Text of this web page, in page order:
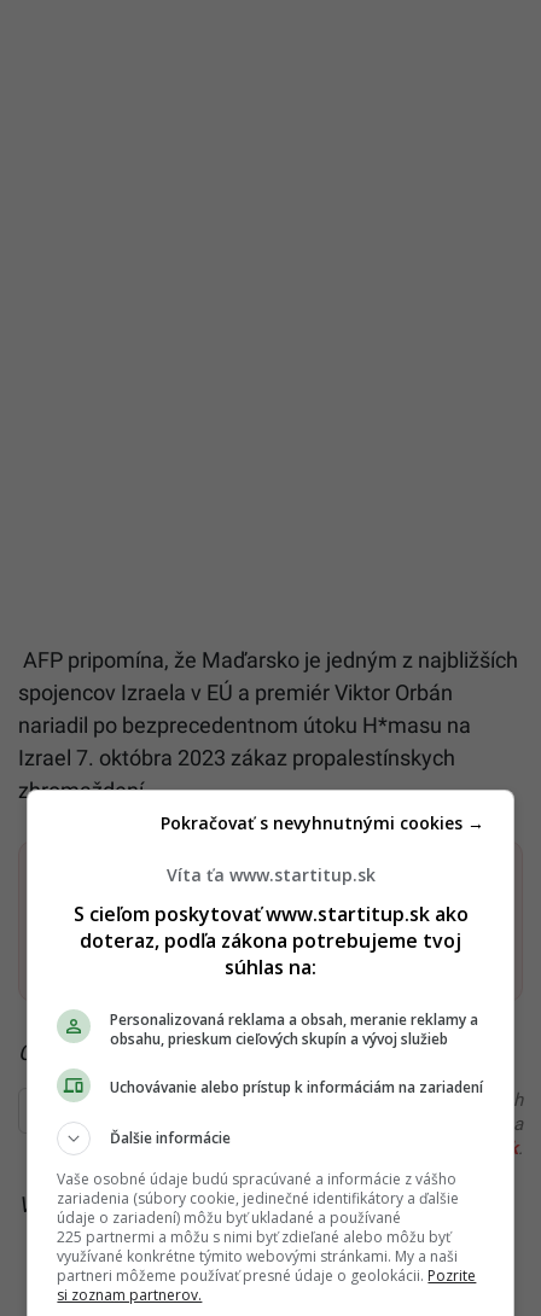
AFP pripomína, že Maďarsko je jedným z najbližších
spojencov Izraela v EÚ a premiér Viktor Orbán
nariadil po bezprecedentnom útoku H*masu na
Izrael 7. októbra 2023 zákaz propalestínskych
zhromaždení.
Dostaň Startitup do svojich Google odporúčaní
Pridať ako preferovaný zdroj
Startitup, odkaz sa otvorí v
Čítaj viac z kategórie:Zahraničie
Ďakujeme, že čítaš Startitup. V prípade, že máš postreh
alebo si našiel v článku chybu, napíš nám na
redakcia@startitup.sk.
Viac k téme:antisemitizmus,skupina,sziget
Víta ťa www.startitup.sk
S cieľom poskytovať www.startitup.sk ako
doteraz, podľa zákona potrebujeme tvoj
súhlas na:
Personalizovaná reklama a obsah, meranie reklamy a
obsahu, prieskum cieľových skupín a vývoj služieb
Uchovávanie alebo prístup k informáciám na zariadení
Ďalšie informácie
Vaše osobné údaje budú spracúvané a informácie z vášho
zariadenia (súbory cookie, jedinečné identifikátory a ďalšie
údaje o zariadení) môžu byť ukladané a používané
225 partnermi a môžu s nimi byť zdieľané alebo môžu byť
využívané konkrétne týmito webovými stránkami. My a naši
partneri môžeme používať presné údaje o geolokácii. Pozrite
si zoznam partnerov.
Pokračovať s nevyhnutnými cookies →